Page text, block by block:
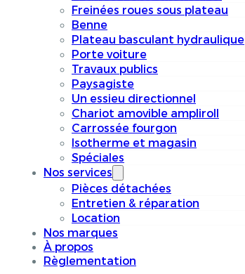
Freinées roues sous plateau
Benne
Plateau basculant hydraulique
Porte voiture
Travaux publics
Paysagiste
Un essieu directionnel
Chariot amovible ampliroll
Carrossée fourgon
Isotherme et magasin
Spéciales
Nos services
Pièces détachées
Entretien & réparation
Location
Nos marques
À propos
Règlementation